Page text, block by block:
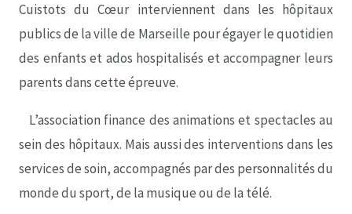
Cuistots du Cœur interviennent dans les hôpitaux
publics de la ville de Marseille pour égayer le quotidien
des enfants et ados hospitalisés et accompagner leurs
parents dans cette épreuve.
L’association finance des animations et spectacles au
sein des hôpitaux. Mais aussi des interventions dans les
services de soin, accompagnés par des personnalités du
monde du sport, de la musique ou de la télé.